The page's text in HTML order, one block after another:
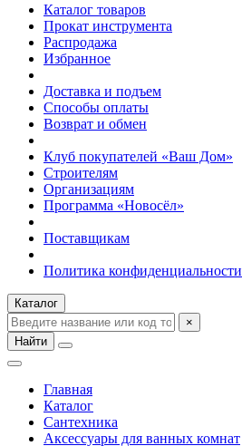
Каталог товаров
Прокат инструмента
Распродажа
Избранное
Доставка и подъем
Способы оплаты
Возврат и обмен
Клуб покупателей «Ваш Дом»
Строителям
Организациям
Программа «Новосёл»
Поставщикам
Политика конфиденциальности
Каталог
×
Найти
Главная
Каталог
Сантехника
Аксессуары для ванных комнат